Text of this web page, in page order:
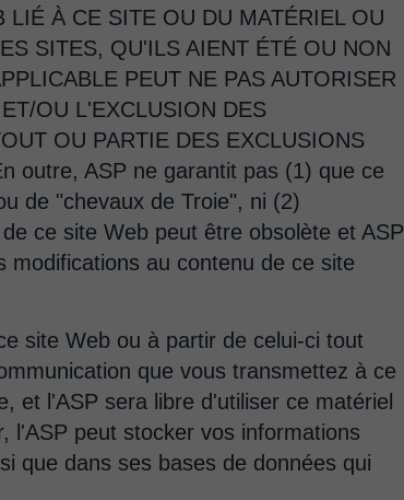
À CE SITE OU DU MATÉRIEL OU
SITES, QU'ILS AIENT ÉTÉ OU NON
PEUT NE PAS AUTORISER
OU L'EXCLUSION DES
OU PARTIE DES EXCLUSIONS
outre, ASP ne garantit pas (1) que ce
de "chevaux de Troie", ni (2)
ce site Web peut être obsolète et ASP
au contenu de ce site
site Web ou à partir de celui-ci tout
que vous transmettez à ce
et l'ASP sera libre d'utiliser ce matériel
l'ASP peut stocker vos informations
que dans ses bases de données qui